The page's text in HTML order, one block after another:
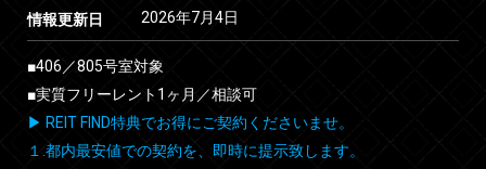
情報更新日 2026年7月4日
■406／805号室対象
■実質フリーレント1ヶ月／相談可
▶ REIT FIND特典でお得にご契約くださいませ。
１.都内最安値での契約を、即時に提示致します。